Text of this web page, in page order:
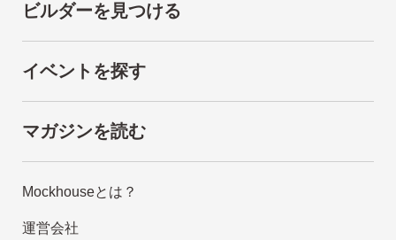
ビルダーを見つける
イベントを探す
マガジンを読む
Mockhouseとは？
運営会社